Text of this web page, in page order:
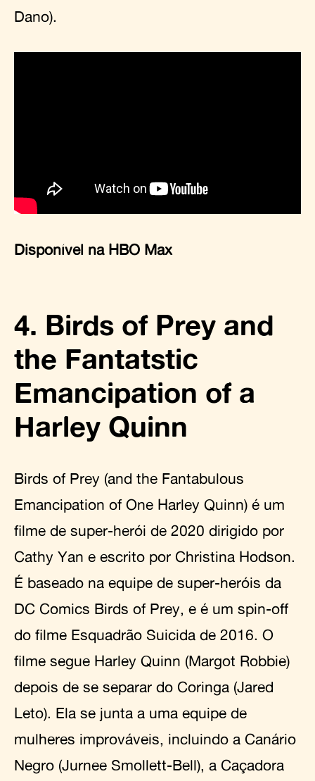
Dano).
Disponível na HBO Max
4. Birds of Prey and
the Fantatstic
Emancipation of a
Harley Quinn
Birds of Prey (and the Fantabulous
Emancipation of One Harley Quinn) é um
filme de super-herói de 2020 dirigido por
Cathy Yan e escrito por Christina Hodson.
É baseado na equipe de super-heróis da
DC Comics Birds of Prey, e é um spin-off
do filme Esquadrão Suicida de 2016. O
filme segue Harley Quinn (Margot Robbie)
depois de se separar do Coringa (Jared
Leto). Ela se junta a uma equipe de
mulheres improváveis, incluindo a Canário
Negro (Jurnee Smollett-Bell), a Caçadora